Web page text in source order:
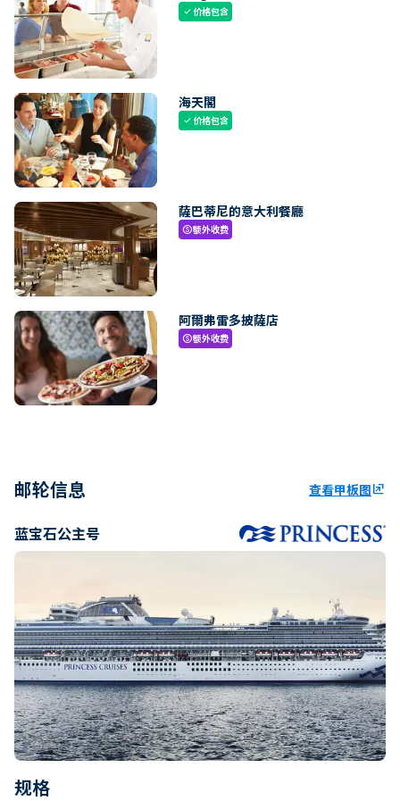
check价格包含
海天閣
check价格包含
薩巴蒂尼的意大利餐廳
paid额外收费
阿爾弗雷多披薩店
paid额外收费
邮轮信息 查看甲板图ungroup
蓝宝石公主号
规格